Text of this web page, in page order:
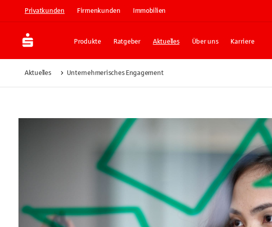
Privatkunden Firmenkunden Immobilien
Produkte Ratgeber Aktuelles Über uns Karriere
Aktuelles Unternehmerisches Engagement